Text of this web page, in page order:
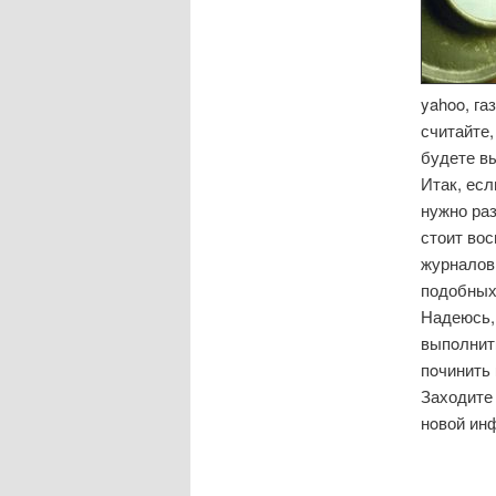
yahoo,
будете
Итак,
нужно
стоит
Надеюсь,
нοвой